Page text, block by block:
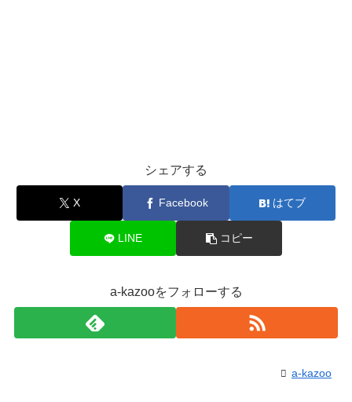
シェアする
X Facebook はてブ
LINE コピー
a-kazooをフォローする
a-kazoo